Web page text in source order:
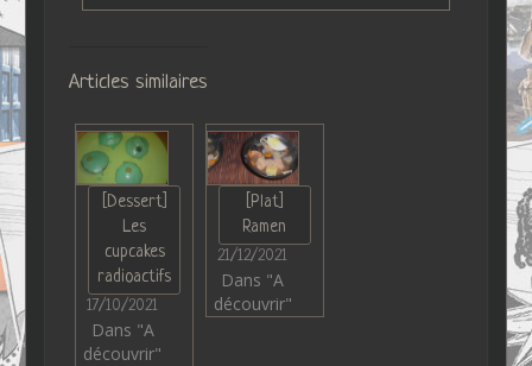
Articles similaires
[Dessert]
Les
cupcakes
radioactifs
17/10/2021
Dans "A
découvrir"
[Plat]
Ramen
21/12/2021
Dans "A
découvrir"